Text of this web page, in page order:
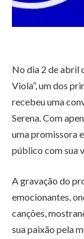
No dia 2 de abril
Viola”, um dos
recebeu uma
Serena. Com
uma promissora
público com sua
A gravação do
emocionantes,
canções,
sua paixão pela